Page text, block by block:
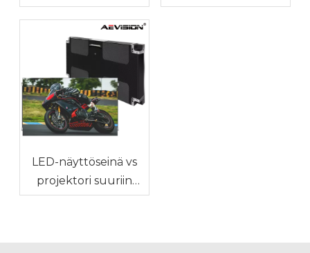
tarvitsevat
LED-näyttöseinä vs
projektori suuriin
kokoustiloihin